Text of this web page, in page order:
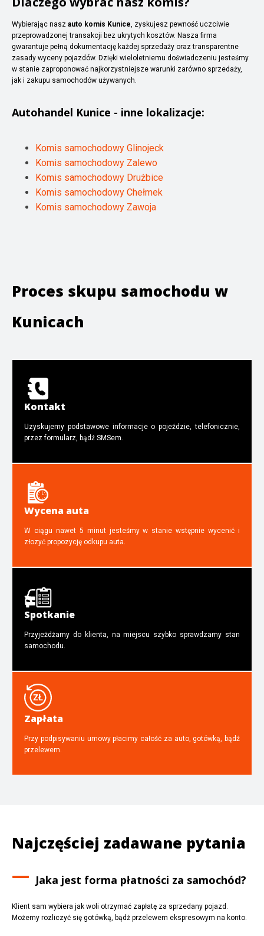
Wybierając nasz auto komis Kunice, zyskujesz pewność uczciwie
przeprowadzonej transakcji bez ukrytych kosztów. Nasza firma
gwarantuje pełną dokumentację każdej sprzedaży oraz transparentne
zasady wyceny pojazdów. Dzięki wieloletniemu doświadczeniu jesteśmy
w stanie zaproponować najkorzystniejsze warunki zarówno sprzedaży,
jak i zakupu samochodów używanych.
Autohandel Kunice - inne lokalizacje:
Komis samochodowy Glinojeck
Komis samochodowy Zalewo
Komis samochodowy Drużbice
Komis samochodowy Chełmek
Komis samochodowy Zawoja
Proces skupu samochodu w
Kunicach
Kontakt
Uzyskujemy podstawowe informacje o pojeździe, telefonicznie,
przez formularz, bądź SMSem.
Wycena auta
W ciągu nawet 5 minut jesteśmy w stanie wstępnie wycenić i
złozyć propozycję odkupu auta.
Spotkanie
Przyjeżdżamy do klienta, na miejscu szybko sprawdzamy stan
samochodu.
Zapłata
Przy podpisywaniu umowy płacimy całość za auto, gotówką, bądź
przelewem.
Najczęściej zadawane pytania
Jaka jest forma płatności za samochód?
Klient sam wybiera jak woli otrzymać zapłatę za sprzedany pojazd.
Możemy rozliczyć się gotówką, bądź przelewem ekspresowym na konto.